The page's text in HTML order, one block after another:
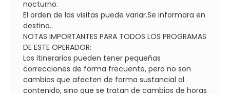
nocturno.
El orden de las visitas puede variar.Se informara en
destino..
NOTAS IMPORTANTES PARA TODOS LOS PROGRAMAS
DE ESTE OPERADOR:
Los itinerarios pueden tener pequeñas
correcciones de forma frecuente, pero no son
cambios que afecten de forma sustancial al
contenido, sino que se tratan de cambios de horas